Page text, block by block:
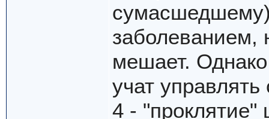
заболеванием,
мешает. Однако
учат
4 - "проклятие"